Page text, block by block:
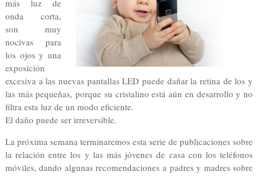
más luz de
onda corta,
son muy
nocivas para
los ojos y una
exposición
excesiva a las nuevas pantallas LED puede dañar la retina de los y
las más pequeñas, porque su cristalino está aún en desarrollo y no
filtra esta luz de un modo eficiente.
El daño puede ser irreversible.
La próxima semana terminaremos esta serie de publicaciones sobre
la relación entre los y las más jóvenes de casa con los teléfonos
móviles, dando algunas recomendaciones a padres y madres sobre